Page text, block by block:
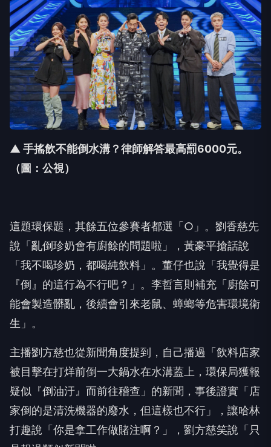
▲ 手搖飲不能倒水溝？律師解答最高罰6000元。
（圖：公視）
「我不喝珍奶，都喝純飲料」。董仔也說「我覺得是
『倒』的這行為不行吧？」。李哲言則補充「廚餘可
能會製造髒亂，後續會引來老鼠、蟑螂等危害環境衛
生」。
主播劉方慈也從新聞角度提到，自己播過「
飲料店家
疑似『倒油汙』而前往稽查」的新聞，事後證實「店
家倒的是清洗機器的廢水，但這樣也不行」，讓哈林
打趣說「你是拿工作做賭注啊？」，劉方慈笑說「只
是報過類似新聞啦」。
這題答案公布確實是「○」，現場顧問律師梁家瑜表